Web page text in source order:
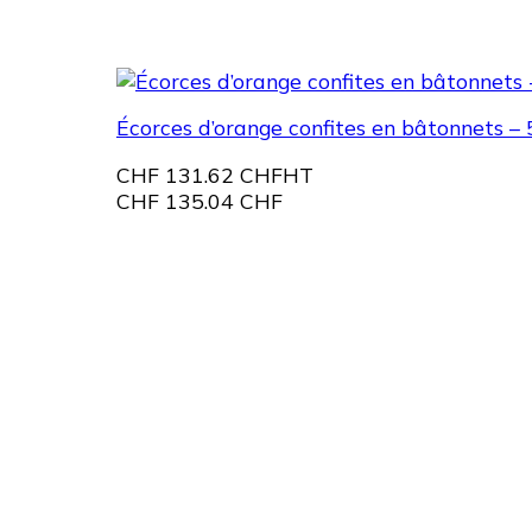
Écorces d’orange confites en bâtonnets –
CHF 131.62 CHFHT
CHF 135.04 CHF